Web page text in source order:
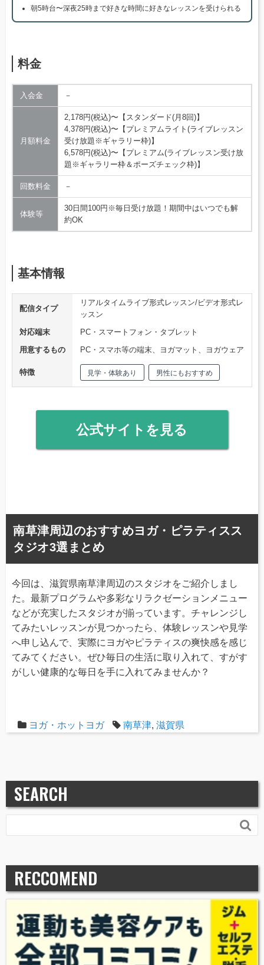
朝5時台〜深夜25時まで好きな時間に好きなレッスンを受けられる
料金
入会金 －
月額料金
2,178円(税込)〜【スタンダード(月8回)】
4,378円(税込)〜【プレミアムライト(ライブレッスン
受け放題※ギャラリー枠)】
6,578円(税込)〜【プレミアム(ライブレッスン受け放
題※ギャラリー枠＆ポーズチェック枠)】
回数料金 －
体験等
30日間100円※毎日受け放題！期間中はいつでも解
約OK
基本情報
配信タイプ
リアルタイムライブ形式レッスン/ビデオ形式レ
ッスン
対応端末
PC・スマートフォン・タブレット
用意するもの
PC・スマホ等の端末、ヨガマット、ヨガウェア
特徴 見学・体験あり 男性にもおすすめ
公式サイトを見る
南草津周辺のおすすめヨガ・ピラティスス
タジオ3選まとめ
今回は、滋賀県南草津周辺のスタジオをご紹介しまし
た。最新プログラムや多彩なリラクゼーションメニュー
などが充実したスタジオが揃っています。チャレンジし
てみたいレッスンが見つかったら、体験レッスンや見学
へ申し込んで、実際にヨガやピラティスの爽快感を感じ
てみてください。ぜひ毎日の生活に取り入れて、すがす
がしい健康的な毎日を手に入れてみませんか？
ヨガ・ホットヨガ 南草津, 滋賀県
SEARCH

RECCOMEND